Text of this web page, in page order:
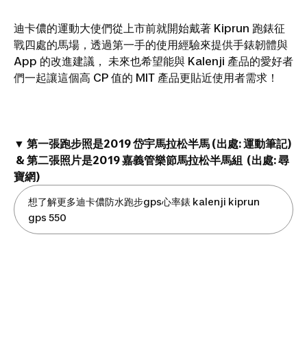
迪卡儂的運動大使們從上市前就開始戴著 Kiprun 跑錶征
戰四處的馬場，透過第一手的使用經驗來提供手錶韌體與
App 的改進建議， 未來也希望能與 Kalenji 產品的愛好者
們一起讓這個高 CP 值的 MIT 產品更貼近使用者需求！
▼ 第一張跑步照是2019 岱宇馬拉松半馬 (出處: 運動筆記)
& 第二張照片是2019 嘉義管樂節馬拉松半馬組 (出處: 尋
寶網)
想了解更多迪卡儂防水跑步gps心率錶 kalenji kiprun
gps 550